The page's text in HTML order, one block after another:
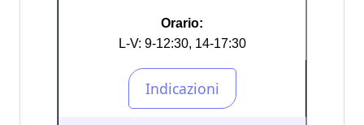
Orario:
L-V: 9-12:30, 14-17:30